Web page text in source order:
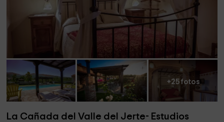
+25 fotos
La Cañada del Valle del Jerte- Estudios